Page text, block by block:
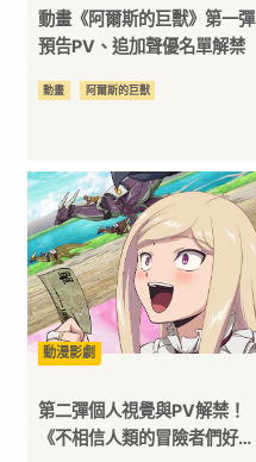
次
元
｜
3C
科
技
全
動畫《阿爾斯的巨獸》第一彈
預告PV、追加聲優名單解禁
動畫 阿爾斯的巨獸
動漫影劇
第二彈個人視覺與PV解禁！
《不相信人類的冒險者們好像